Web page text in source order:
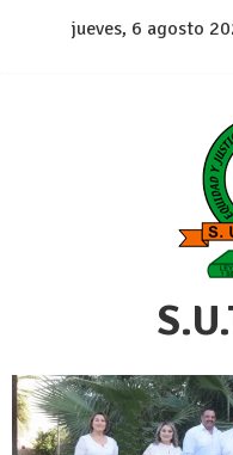
jueves, 6 agosto